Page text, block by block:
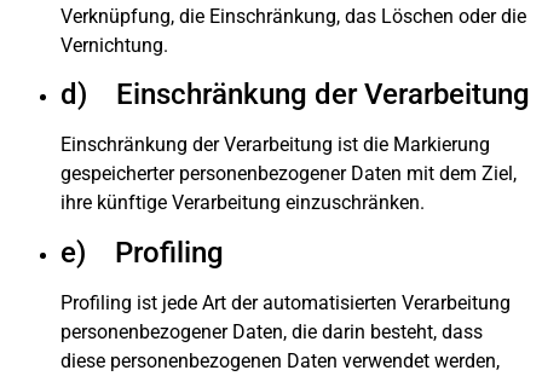
Verknüpfung, die Einschränkung, das Löschen oder die
Vernichtung.
d) Einschränkung der Verarbeitung
Einschränkung der Verarbeitung ist die Markierung
gespeicherter personenbezogener Daten mit dem Ziel,
ihre künftige Verarbeitung einzuschränken.
e) Profiling
Profiling ist jede Art der automatisierten Verarbeitung
personenbezogener Daten, die darin besteht, dass
diese personenbezogenen Daten verwendet werden,